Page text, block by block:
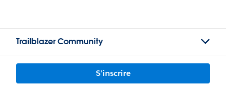
Trailblazer Community
S'inscrire